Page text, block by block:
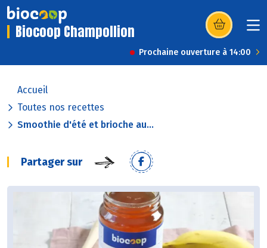
Biocoop Champollion (s’ouvre dans
Prochaine ouverture à 14:00
Accueil
Toutes nos recettes
Smoothie d'été et brioche au...
Partager sur